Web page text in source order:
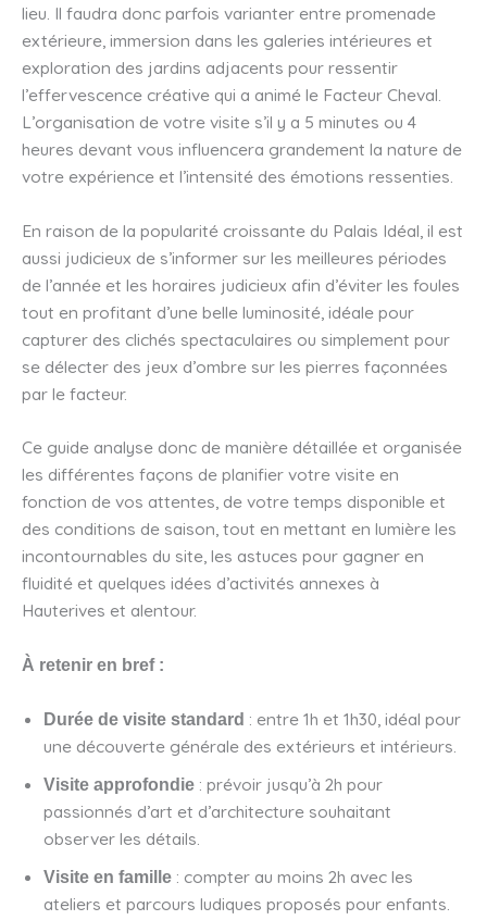
lieu. Il faudra donc parfois varianter entre promenade
extérieure, immersion dans les galeries intérieures et
exploration des jardins adjacents pour ressentir
l’effervescence créative qui a animé le Facteur Cheval.
L’organisation de votre visite s’il y a 5 minutes ou 4
heures devant vous influencera grandement la nature de
votre expérience et l’intensité des émotions ressenties.
En raison de la popularité croissante du Palais Idéal, il est
aussi judicieux de s’informer sur les meilleures périodes
de l’année et les horaires judicieux afin d’éviter les foules
tout en profitant d’une belle luminosité, idéale pour
capturer des clichés spectaculaires ou simplement pour
se délecter des jeux d’ombre sur les pierres façonnées
par le facteur.
Ce guide analyse donc de manière détaillée et organisée
les différentes façons de planifier votre visite en
fonction de vos attentes, de votre temps disponible et
des conditions de saison, tout en mettant en lumière les
incontournables du site, les astuces pour gagner en
fluidité et quelques idées d’activités annexes à
Hauterives et alentour.
À retenir en bref :
Durée de visite standard : entre 1h et 1h30, idéal pour
une découverte générale des extérieurs et intérieurs.
Visite approfondie : prévoir jusqu’à 2h pour
passionnés d’art et d’architecture souhaitant
observer les détails.
Visite en famille : compter au moins 2h avec les
ateliers et parcours ludiques proposés pour enfants.